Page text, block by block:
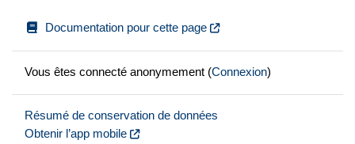
Documentation pour cette page
Vous êtes connecté anonymement (Connexion)
Résumé de conservation de données
Obtenir l’app mobile